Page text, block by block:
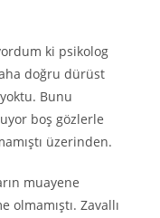
ki psikolog
doğru dürüst
Bunu
boş gözlerle
üzerinden.
muayene
olmamıştı. Zavallı